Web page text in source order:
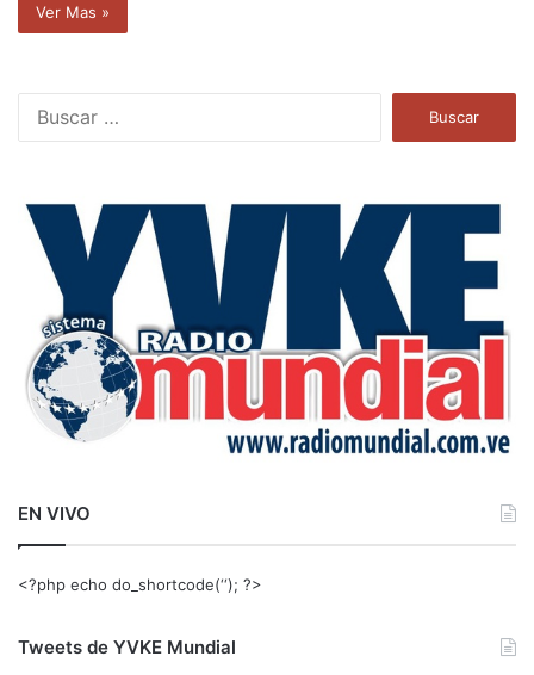
Ver Mas »
a
EN VIVO
<?php echo do_shortcode(‘‘); ?>
Tweets de YVKE Mundial